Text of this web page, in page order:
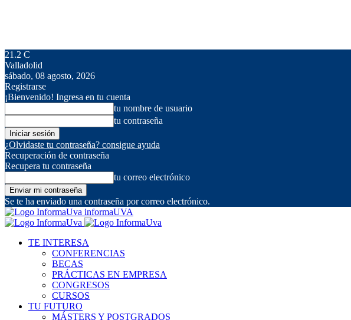
21.2 C
Valladolid
sábado, 08 agosto, 2026
Registrarse
¡Bienvenido! Ingresa en tu cuenta
tu nombre de usuario
tu contraseña
¿Olvidaste tu contraseña? consigue ayuda
Recuperación de contraseña
Recupera tu contraseña
tu correo electrónico
Se te ha enviado una contraseña por correo electrónico.
informaUVA
TE INTERESA
CONFERENCIAS
BECAS
PRÁCTICAS EN EMPRESA
CONGRESOS
CURSOS
TU FUTURO
MÁSTERS Y POSTGRADOS